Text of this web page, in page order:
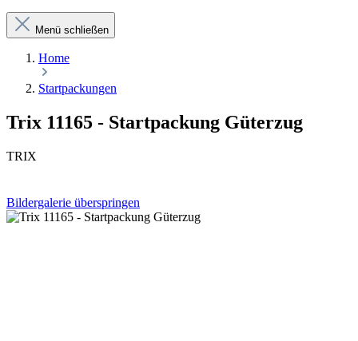
Menü schließen
Home
Startpackungen
Trix 11165 - Startpackung Güterzug
TRIX
Bildergalerie überspringen